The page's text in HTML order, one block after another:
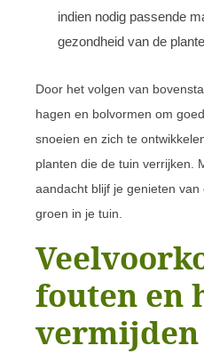
indien nodig passende
gezondheid van de
Door het volgen van
hagen en bolvormen om
snoeien en zich te
planten die de tuin verrijken.
aandacht blijf je genieten
groen in je tuin.
fouten en
vermijden